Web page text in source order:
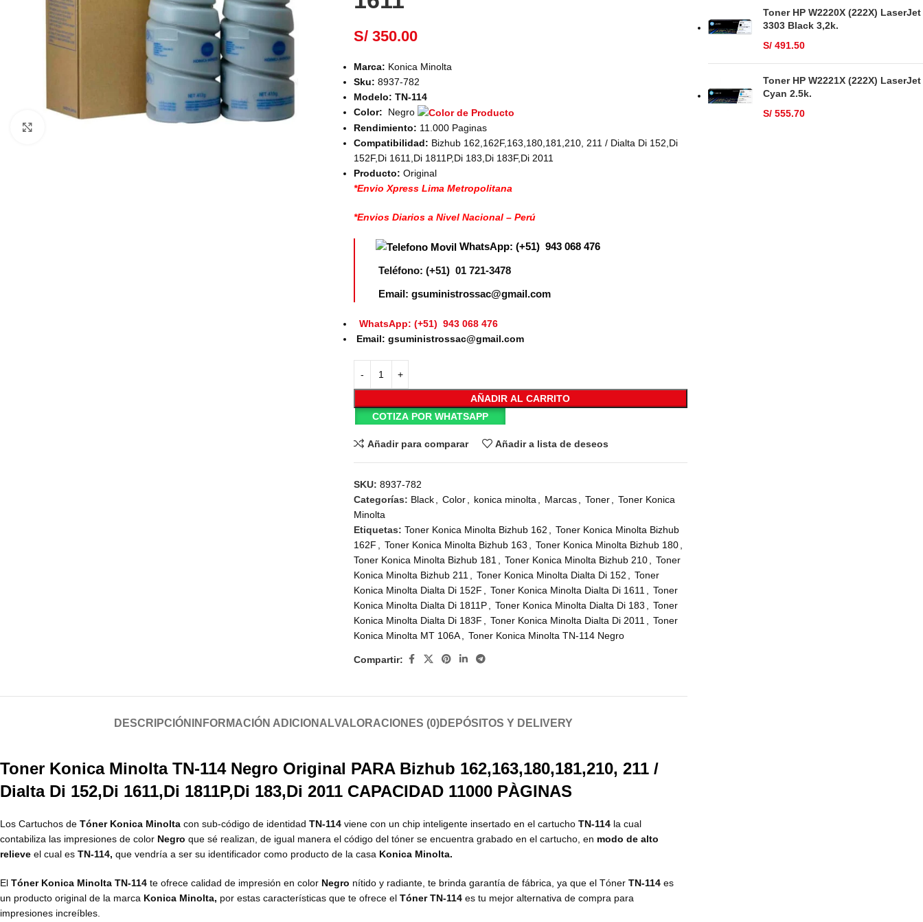
S/ 350.00
Marca: Konica Minolta
Sku:8937-782
Modelo: TN-114
Color: Negro
Rendimiento: 11.000 Paginas
Compatibilidad: Bizhub 162,162F,163,180,181,210, 211 / Dialta Di 152,Di
152F,Di 1611,Di 1811P,Di 183,Di 183F,Di 2011
Producto: Original
*Envio Xpress Lima Metropolitana
*Envios Diarios a Nivel Nacional – Perú
WhatsApp: (+51) 943 068 476
Teléfono: (+51) 01 721-3478
Email: gsuministrossac@gmail.com
WhatsApp: (+51) 943 068 476
Email: gsuministrossac@gmail.com
AÑADIR AL CARRITO
COTIZA POR WHATSAPP
Añadir para comparar Añadir a lista de deseos
SKU:8937-782
Categorías: Black, Color, konica minolta, Marcas, Toner, Toner Konica
Minolta
Etiquetas: Toner Konica Minolta Bizhub 162 , Toner Konica Minolta Bizhub
162F , Toner Konica Minolta Bizhub 163 , Toner Konica Minolta Bizhub 180,
Toner Konica Minolta Bizhub 181, Toner Konica Minolta Bizhub 210, Toner
Konica Minolta Bizhub 211, Toner Konica Minolta Dialta Di 152 , Toner
Konica Minolta Dialta Di 152F , Toner Konica Minolta Dialta Di 1611, Toner
Konica Minolta Dialta Di 1811P, Toner Konica Minolta Dialta Di 183 , Toner
Konica Minolta Dialta Di 183F , Toner Konica Minolta Dialta Di 2011, Toner
Konica Minolta MT 106A, Toner Konica Minolta TN-114 Negro
Compartir:
DESCRIPCIÓN INFORMACIÓN ADICIONALVALORACIONES (0)DEPÓSITOS Y DELIVERY
Toner Konica Minolta TN-114 Negro Original PARA Bizhub 162,163,180,181,210, 211 /
Dialta Di 152,Di 1611,Di 1811P,Di 183,Di 2011 CAPACIDAD 11000 PÀGINAS
Los Cartuchos de Tóner Konica Minolta con sub-código de identidad TN-114 viene con un chip inteligente insertado en el cartucho TN-114 la cual
contabiliza las impresiones de color Negro que sé realizan, de igual manera el código del tóner se encuentra grabado en el cartucho, en modo de alto
relieve el cual es TN-114, que vendría a ser su identificador como producto de la casa Konica Minolta.
El Tóner Konica Minolta TN-114 te ofrece calidad de impresión en color Negro nítido y radiante, te brinda garantía de fábrica, ya que el Tóner TN-114 es
un producto original de la marca Konica Minolta, por estas características que te ofrece el Tóner TN-114 es tu mejor alternativa de compra para
impresiones increíbles.
Toner HP W2220X (222X) LaserJet
3303 Black 3,2k.
S/491.50
Toner HP W2221X (222X) LaserJet
Cyan 2.5k.
S/555.70